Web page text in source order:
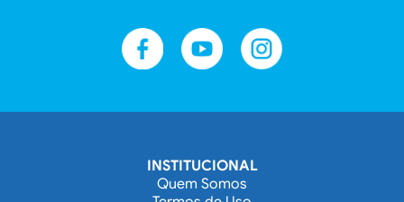
INSTITUCIONAL
Quem Somos